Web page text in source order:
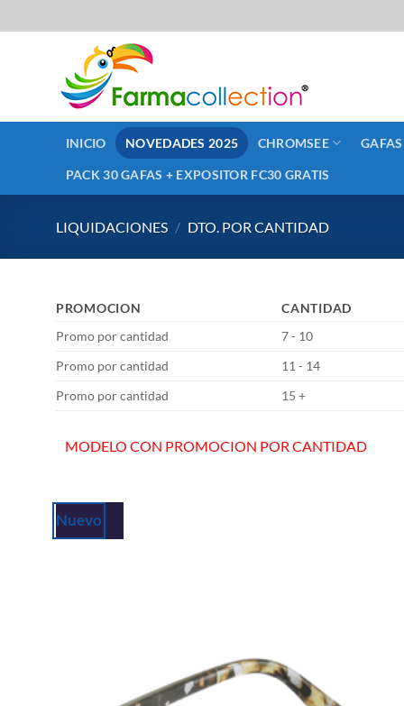
al
INICIO NOVEDADES 2025 CHROMSEE
PACK 30 GAFAS + EXPOSITOR FC30 GRATIS
LIQUIDACIONES / DTO. POR CANTIDAD
PROMOCION CANTIDAD
Promo por cantidad
7 - 10
Promo por cantidad
11 - 14
Promo por cantidad
15 +
MODELO CON PROMOCION POR CANTIDAD
Nuevo